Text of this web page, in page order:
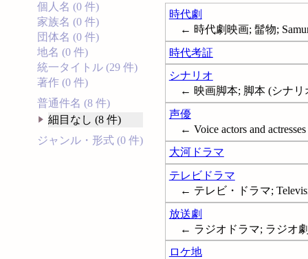
個人名 (0 件)
家族名 (0 件)
団体名 (0 件)
地名 (0 件)
統一タイトル (29 件)
著作 (0 件)
普通件名 (8 件)
細目なし (8 件)
ジャンル・形式 (0 件)
時代劇
← 時代劇映画; 髷物;
時代考証
シナリオ
← 映画脚本; 脚本 (シナリ
声優
← Voice actors and actresses
大河ドラマ
テレビドラマ
← テレビ・ドラマ;
放送劇
← ラジオドラマ; ラジオ劇
ロケ地